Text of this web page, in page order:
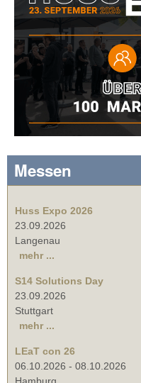
Messen
Huss Expo 2026
23.09.2026
Langenau
mehr ...
S14 Solutions Day
23.09.2026
Stuttgart
mehr ...
LEaT con 26
06.10.2026 - 08.10.2026